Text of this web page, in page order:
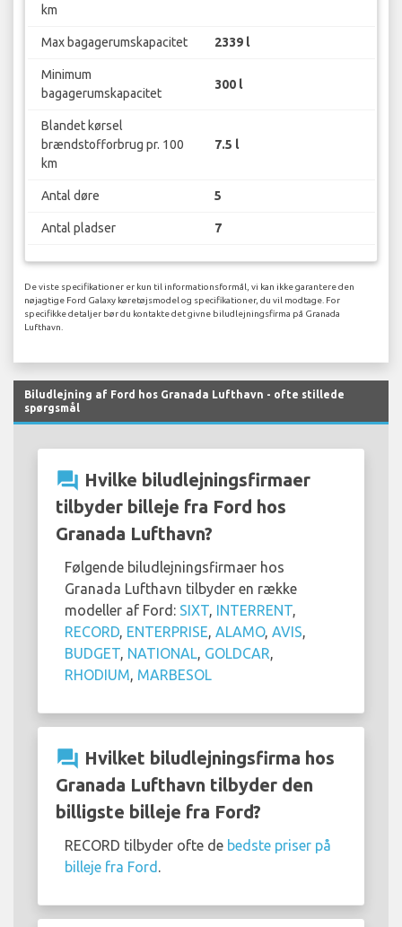
km
Max bagagerumskapacitet 2339 l
Minimum
bagagerumskapacitet
300 l
Blandet kørsel
brændstofforbrug pr. 100
km
7.5 l
Antal døre 5
Antal pladser 7
De viste specifikationer er kun til informationsformål, vi kan ikke garantere den
nøjagtige Ford Galaxy køretøjsmodel og specifikationer, du vil modtage. For
specifikke detaljer bør du kontakte det givne biludlejningsfirma på Granada
Lufthavn.
Biludlejning af Ford hos Granada Lufthavn - ofte stillede
spørgsmål
question_answer Hvilke biludlejningsfirmaer
tilbyder billeje fra Ford hos
Granada Lufthavn?
Følgende biludlejningsfirmaer hos
Granada Lufthavn tilbyder en række
modeller af Ford: SIXT INTERRENT
RECORD ENTERPRISE ALAMO, AVIS
BUDGET NATIONAL GOLDCAR
RHODIUM MARBESOL
question_answer Hvilket biludlejningsfirma hos
Granada Lufthavn tilbyder den
billigste billeje fra Ford?
RECORD tilbyder ofte de bedste priser på
billeje fra Ford